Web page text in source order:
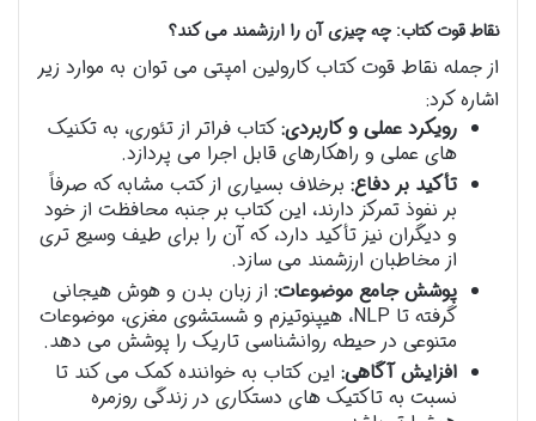
نقاط قوت کتاب: چه چیزی آن را ارزشمند می کند؟
از جمله نقاط قوت کتاب کارولین امپتی می توان به موارد زیر
اشاره کرد:
رویکرد عملی و کاربردی:کتاب فراتر از تئوری، به تکنیک
های عملی و راهکارهای قابل اجرا می پردازد.
تأکید بر دفاع: برخلاف بسیاری از کتب مشابه که صرفاً
بر نفوذ تمرکز دارند، این کتاب بر جنبه محافظت از خود
و دیگران نیز تأکید دارد، که آن را برای طیف وسیع تری
از مخاطبان ارزشمند می سازد.
پوشش جامع موضوعات: از زبان بدن و هوش هیجانی
گرفته تا NLP، هیپنوتیزم و شستشوی مغزی، موضوعات
متنوعی در حیطه روانشناسی تاریک را پوشش می دهد.
افزایش آگاهی: این کتاب به خواننده کمک می کند تا
نسبت به تاکتیک های دستکاری در زندگی روزمره